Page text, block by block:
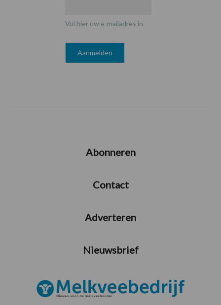
Vul hier uw e-mailadres in
Abonneren
Contact
Adverteren
Nieuwsbrief